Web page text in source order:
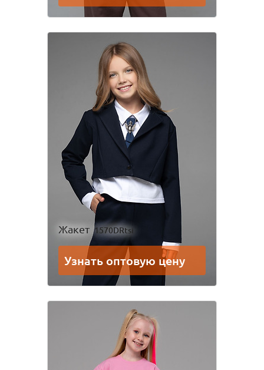
Жакет 1570DRtsi
Узнать оптовую цену